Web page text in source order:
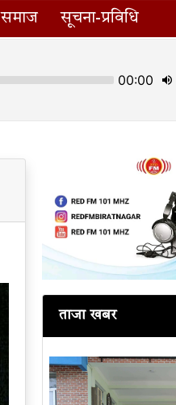
समाज सूचना-प्रविधि
ताजा खबर